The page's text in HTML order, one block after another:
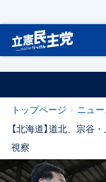
トップページ
ニュ
【北海道】道北、宗谷
視察